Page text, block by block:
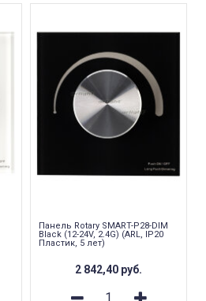
Панель Rotary SMART-P28-DIM
Black (12-24V, 2.4G) (ARL, IP20
Пластик, 5 лет)
2 842,40 руб.